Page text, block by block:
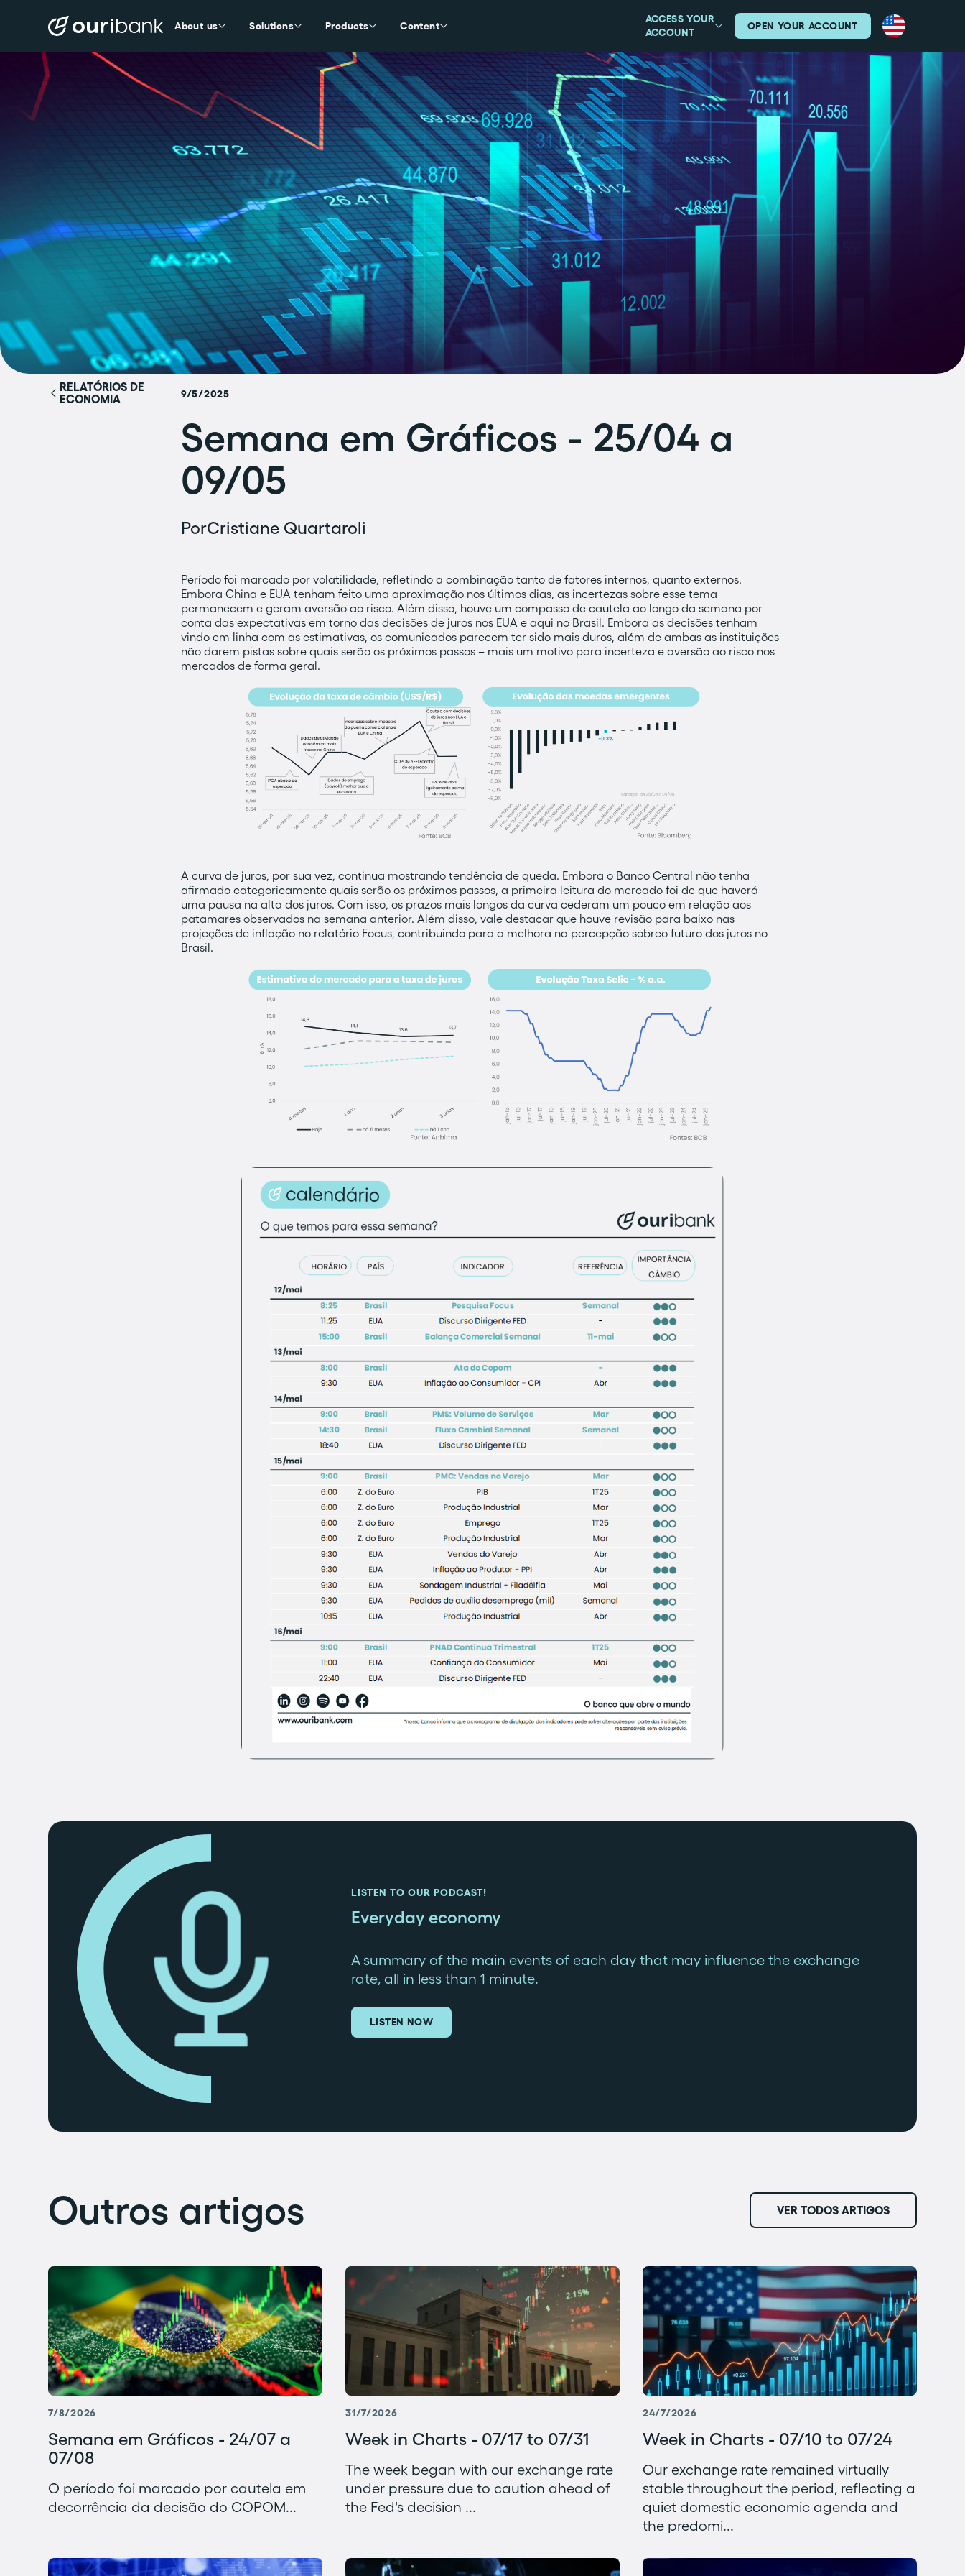
About us Solutions Products Content
ACCESS YOUR
ACCOUNT
OPEN YOUR ACCOUNT
RELATÓRIOS DE
ECONOMIA
9/5/2025
Semana em Gráficos - 25/04 a
09/05
PorCristiane Quartaroli
Período foi marcado por volatilidade, refletindo a combinação tanto de fatores internos, quanto externos.
Embora China e EUA tenham feito uma aproximação nos últimos dias, as incertezas sobre esse tema
permanecem e geram aversão ao risco. Além disso, houve um compasso de cautela ao longo da semana por
conta das expectativas em torno das decisões de juros nos EUA e aqui no Brasil. Embora as decisões tenham
vindo em linha com as estimativas, os comunicados parecem ter sido mais duros, além de ambas as instituições
não darem pistas sobre quais serão os próximos passos – mais um motivo para incerteza e aversão ao risco nos
mercados de forma geral.
A curva de juros, por sua vez, continua mostrando tendência de queda. Embora o Banco Central não tenha
afirmado categoricamente quais serão os próximos passos, a primeira leitura do mercado foi de que haverá
uma pausa na alta dos juros. Com isso, os prazos mais longos da curva cederam um pouco em relação aos
patamares observados na semana anterior. Além disso, vale destacar que houve revisão para baixo nas
projeções de inflação no relatório Focus, contribuindo para a melhora na percepção sobreo futuro dos juros no
Brasil.
LISTEN TO OUR PODCAST!
Everyday economy
A summary of the main events of each day that may influence the exchange
rate, all in less than 1 minute.
LISTEN NOW
Outros artigos VER TODOS ARTIGOS
7/8/2026
Semana em Gráficos - 24/07 a
07/08
O período foi marcado por cautela em
decorrência da decisão do COPOM...
31/7/2026
Week in Charts - 07/17 to 07/31
The week began with our exchange rate
under pressure due to caution ahead of
the Fed's decision ...
24/7/2026
Week in Charts - 07/10 to 07/24
Our exchange rate remained virtually
stable throughout the period, reflecting a
quiet domestic economic agenda and
the predomi...